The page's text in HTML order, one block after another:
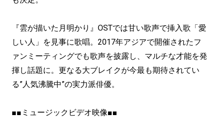
『雲が描いた月明かり』OSTでは甘い歌声で挿入歌「愛
しい人」を見事に歌唱。2017年アジアで開催されたフ
ァンミーティングでも歌声を披露し、マルチな才能を発
揮し話題に。更なる大ブレイクが今最も期待されてい
る”人気沸騰中”の実力派俳優。
■■ミュージックビデオ映像■■